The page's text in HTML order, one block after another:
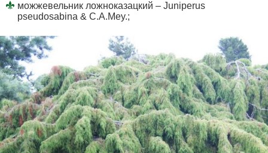
можжевельник ложноказацкий – Juniperus
pseudosabina & C.A.Mey.;